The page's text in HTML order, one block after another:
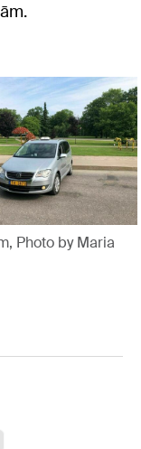
Photo by Maria